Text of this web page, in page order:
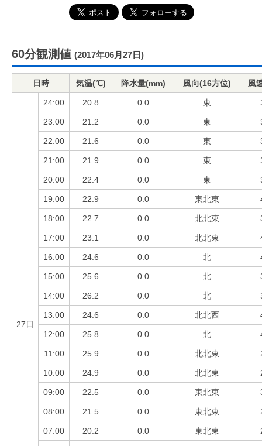
60分観測値 (2017年06月27日)
日時 気温(℃) 降水量(mm) 風向(16方位) 風
27日
24:00 20.8 0.0 東
23:00 21.2 0.0 東
22:00 21.6 0.0 東
21:00 21.9 0.0 東
20:00 22.4 0.0 東
19:00 22.9 0.0 東北東
18:00 22.7 0.0 北北東
17:00 23.1 0.0 北北東
16:00 24.6 0.0 北
15:00 25.6 0.0 北
14:00 26.2 0.0 北
13:00 24.6 0.0 北北西
12:00 25.8 0.0 北
11:00 25.9 0.0 北北東
10:00 24.9 0.0 北北東
09:00 22.5 0.0 東北東
08:00 21.5 0.0 東北東
07:00 20.2 0.0 東北東